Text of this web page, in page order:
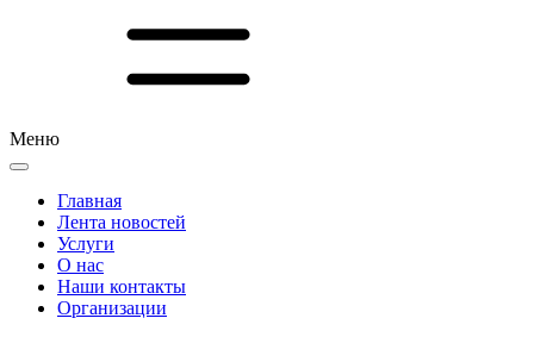
Меню
Главная
Лента новостей
Услуги
О нас
Наши контакты
Организации